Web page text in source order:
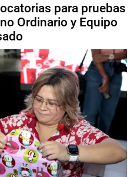
para pruebas
Ordinario y Equipo